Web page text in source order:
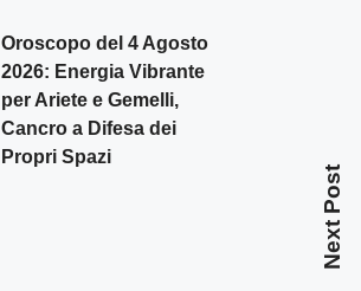
Next Post
Oroscopo del 4 Agosto
2026: Energia Vibrante
per Ariete e Gemelli,
Cancro a Difesa dei
Propri Spazi